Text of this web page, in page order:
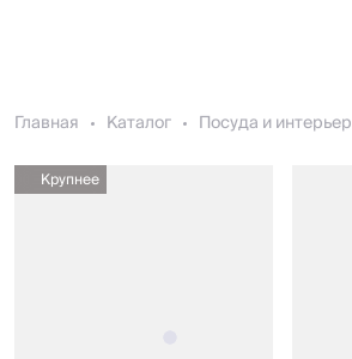
Главная Каталог Посуда и интерьер
Крупнее